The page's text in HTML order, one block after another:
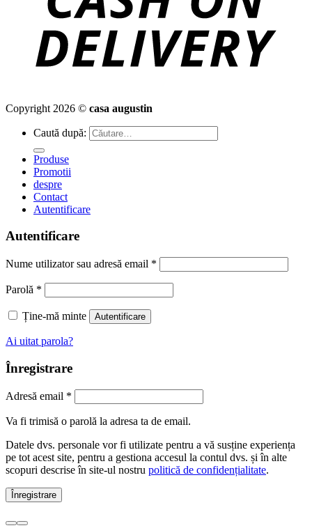
Copyright 2026 © casa augustin
Caută după:
Produse
Promotii
despre
Contact
Autentificare
Autentificare
Nume utilizator sau adresă email *
Parolă *
Ține-mă minte Autentificare
Ai uitat parola?
Înregistrare
Adresă email *
Va fi trimisă o parolă la adresa ta de email.
Datele dvs. personale vor fi utilizate pentru a vă susține experiența
pe tot acest site, pentru a gestiona accesul la contul dvs. și în alte
scopuri descrise în site-ul nostru politică de confidențialitate.
Înregistrare